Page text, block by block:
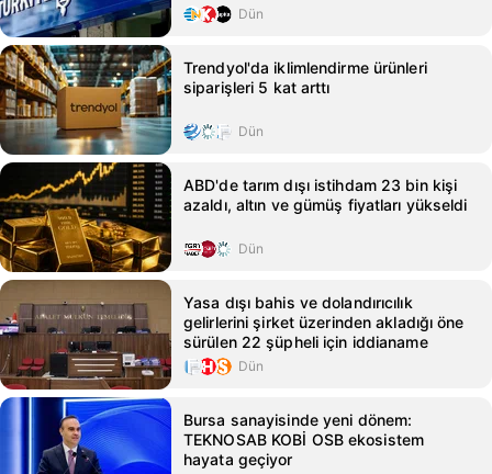
Dün
Trendyol'da iklimlendirme ürünleri
siparişleri 5 kat arttı
Dün
ABD'de tarım dışı istihdam 23 bin kişi
azaldı, altın ve gümüş fiyatları yükseldi
Dün
Yasa dışı bahis ve dolandırıcılık
gelirlerini şirket üzerinden akladığı öne
sürülen 22 şüpheli için iddianame
Dün
Bursa sanayisinde yeni dönem:
TEKNOSAB KOBİ OSB ekosistem
hayata geçiyor